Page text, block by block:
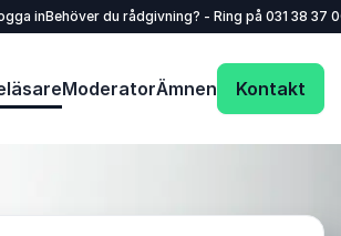
inBehöver du rådgivning? - Ring på 031 38 37
ModeratorÄmnen Kontakt